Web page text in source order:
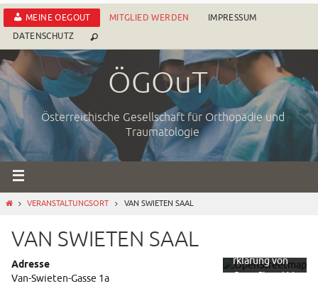
Zum
Inhalt
springen
MEINE OEGOUT MITGLIED WERDEN
IMPRESSUM
DATENSCHUTZ
ÖGOuT
Österreichische Gesellschaft für Orthopädie und
Traumatologie
STARTVERANSTALTUNGSORT VAN SWIETEN SAAL
VAN SWIETEN SAAL
rklärung von
OpenStreetM
Adresse
Van-Swieten-Gasse 1a